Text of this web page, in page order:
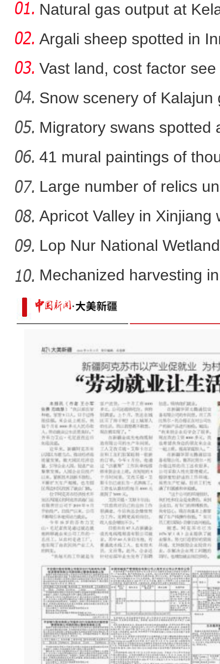
探访新疆和田战斗渠渠首：
新疆福海县：凿湖
Natural gas output at
Argali sheep spotted in
Vast land, cost factor
Snow scenery of Kalajun
Migratory swans spotted
41 mural paintings of
grotto
Large number of relics
Apricot Valley in Xinjiang
Lop Nur National
Mechanized harvesting